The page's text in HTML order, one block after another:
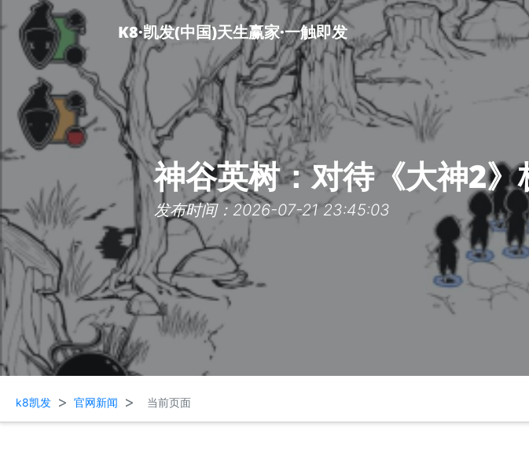
K8·凯发(中国)天生赢家·一触即发
神谷英树：对待《大神2
发布时间：2026-07-21 23:45:03
k8凯发 > 官网新闻 > 当前页面